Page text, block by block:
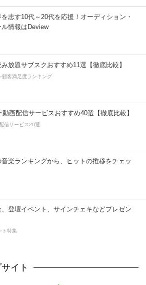
志す10代～20代を応援！オーディション・
ル情報はDeview
放題サブスクおすすめ11選【徹底比較】
顧客満足度ランキング
動画配信サービスおすすめ40選【徹底比較】
信サービス20選
楽ランキングから、ヒットの推移をチェッ
登壇イベント、サインチェキなどプレゼン
ト特集
イト